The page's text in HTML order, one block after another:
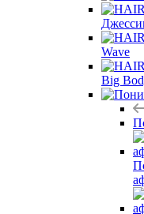
Wave
Big